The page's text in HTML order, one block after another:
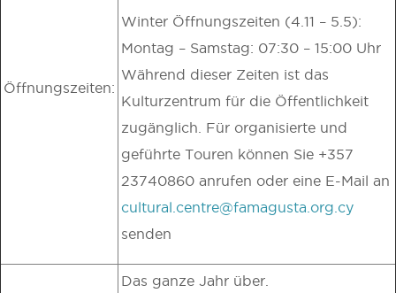
Öffnungszeiten:
Winter Öffnungszeiten (4.11 – 5.5):
Montag – Samstag: 07:30 – 15:00 Uhr
Während dieser Zeiten ist das
Kulturzentrum für die Öffentlichkeit
zugänglich. Für organisierte und
geführte Touren können Sie +357
23740860 anrufen oder eine E-Mail an
cultural.centre@famagusta.org.cy
senden
Das ganze Jahr über.